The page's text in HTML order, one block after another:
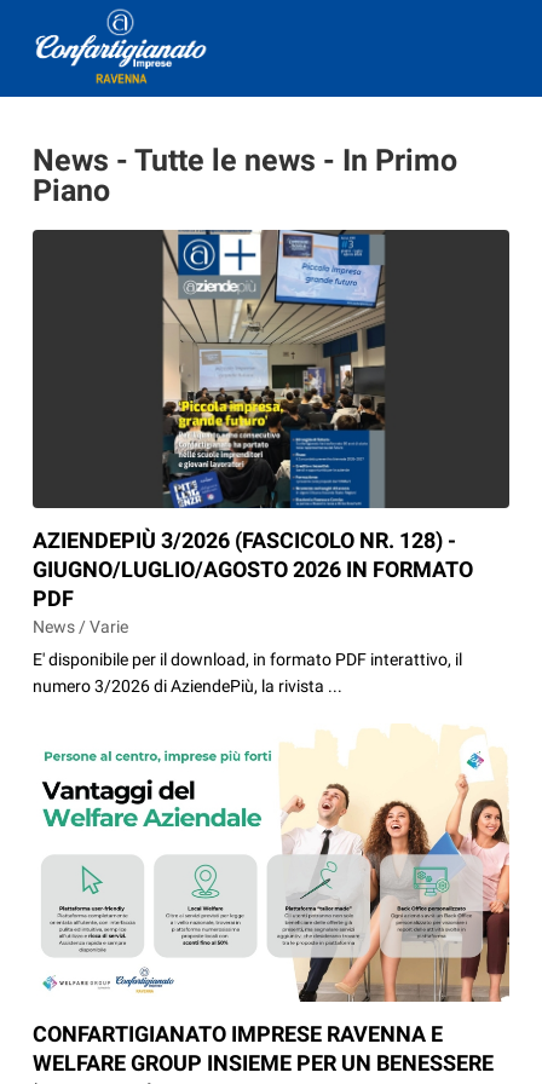
News - Tutte le news - In Primo
Piano
AZIENDEPIÙ 3/2026 (FASCICOLO NR. 128) -
GIUGNO/LUGLIO/AGOSTO 2026 IN FORMATO
PDF
News / Varie
E' disponibile per il download, in formato PDF interattivo, il
numero 3/2026 di AziendePiù, la rivista ...
CONFARTIGIANATO IMPRESE RAVENNA E
WELFARE GROUP INSIEME PER UN BENESSERE